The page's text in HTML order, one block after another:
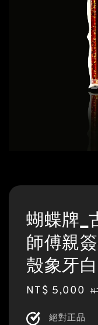
蝴蝶牌_
師傅親
殼象牙白
Sale
NT$ 5,000
絕對正品